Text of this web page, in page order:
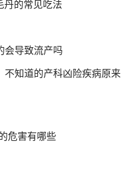
丹的常见吃法
会导致流产吗
不知道的产科凶险疾病原来
危害有哪些